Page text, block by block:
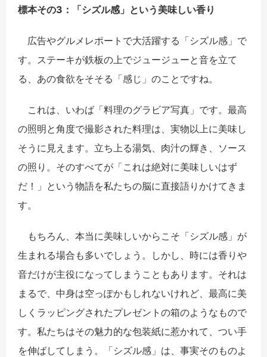
標本その3：「シズル感」という美味しい香り
広告やグルメレポートで大活躍する「シズル感」で
す。ステーキが鉄板の上でジュージューと音を立て
る、あの食欲をそそる「感じ」のことですね。
これは、いわば「料理のグラビア写真」です。最高
の照明と角度で撮影された料理は、実物以上に美味し
そうに見えます。立ち上る湯気、肉汁の輝き、ソース
の照り。そのすべてが「これは絶対に美味しいはず
だ！」という物語を私たちの脳に直接語りかけてきま
す。
もちろん、本当に美味しいからこそ「シズル感」が
生まれる場合も多いでしょう。しかし、時には香りや
音だけが主役になってしまうこともあります。それは
まるで、中身は空っぽかもしれないけれど、最高に美
しくラッピングされたプレゼントの箱のようなもので
す。私たちはその魅力的な包装紙に惹かれて、つい手
を伸ばしてしまう。「シズル感」は、事実そのものよ